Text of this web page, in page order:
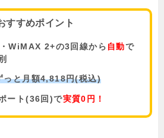
すすめポイント
WiMAX 2+の3回線から 自動で
っと月額4,818円(税込)
ート(36回)で実質0円！